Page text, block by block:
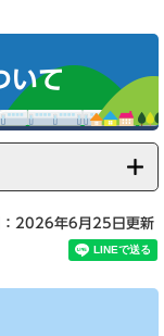
いて
：2026年6月25日更新